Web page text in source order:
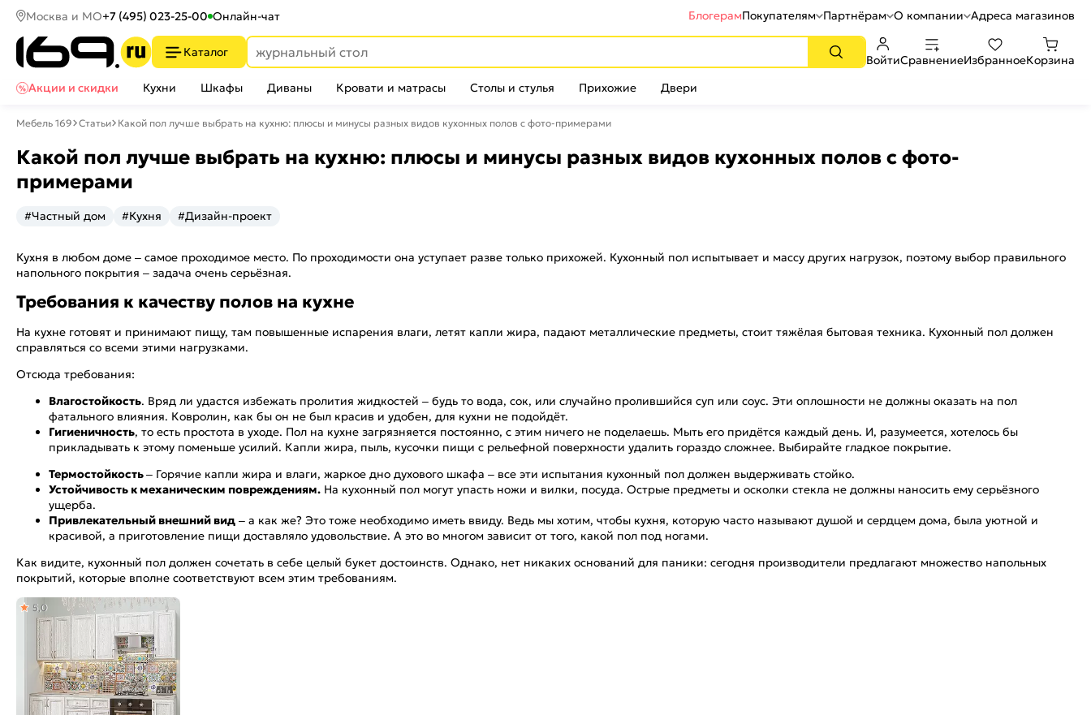
Москва и МО+7 (495) 023-25-00 Онлайн-чат БлогерамПокупателям Партнёрам О компании Адреса магазинов
Каталог
ВойтиСравнениеИзбранноеКорзина
Акции и скидки
Кухни Шкафы Диваны Кровати и матрасы Столы и стулья Прихожие Двери
Мебель 169 Статьи Какой пол лучше выбрать на кухню: плюсы и минусы разных видов кухонных полов с фото-примерами
Какой пол лучше выбрать на кухню: плюсы и минусы разных видов кухонных полов с фото-
примерами
#Частный дом #Кухня #Дизайн-проект
Кухня в любом доме – самое проходимое место. По проходимости она уступает разве только прихожей. Кухонный пол испытывает и массу других нагрузок, поэтому выбор правильного
напольного покрытия – задача очень серьёзная.
Требования к качеству полов на кухне
На кухне готовят и принимают пищу, там повышенные испарения влаги, летят капли жира, падают металлические предметы, стоит тяжёлая бытовая техника. Кухонный пол должен
справляться со всеми этими нагрузками.
Отсюда требования:
Влагостойкость. Вряд ли удастся избежать пролития жидкостей – будь то вода, сок, или случайно пролившийся суп или соус. Эти оплошности не должны оказать на пол
фатального влияния. Ковролин, как бы он не был красив и удобен, для кухни не подойдёт.
Гигиеничность, то есть простота в уходе. Пол на кухне загрязняется постоянно, с этим ничего не поделаешь. Мыть его придётся каждый день. И, разумеется, хотелось бы
прикладывать к этому поменьше усилий. Капли жира, пыль, кусочки пищи с рельефной поверхности удалить гораздо сложнее. Выбирайте гладкое покрытие.
Термостойкость– Горячие капли жира и влаги, жаркое дно духового шкафа – все эти испытания кухонный пол должен выдерживать стойко.
Устойчивость к механическим повреждениям. На кухонный пол могут упасть ножи и вилки, посуда. Острые предметы и осколки стекла не должны наносить ему серьёзного
ущерба.
Привлекательный внешний вид – а как же? Это тоже необходимо иметь ввиду. Ведь мы хотим, чтобы кухня, которую часто называют душой и сердцем дома, была уютной и
красивой, а приготовление пищи доставляло удовольствие. А это во многом зависит от того, какой пол под ногами.
Как видите, кухонный пол должен сочетать в себе целый букет достоинств. Однако, нет никаких оснований для паники: сегодня производители предлагают множество напольных
покрытий, которые вполне соответствуют всем этим требованиям.
5,0